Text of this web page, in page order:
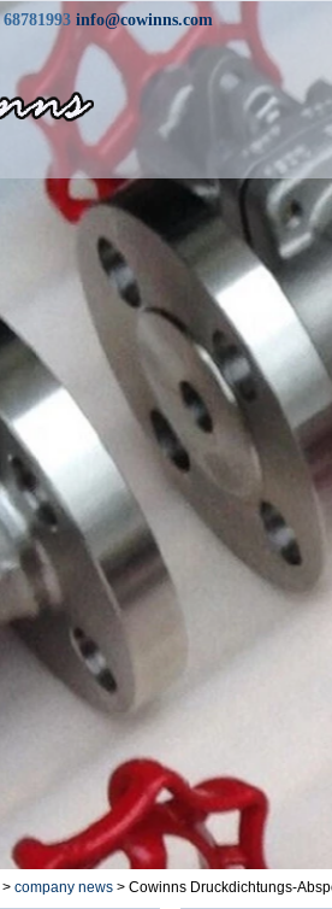
info@cowinns.com
> company news> Cowinns Druckdichtungs-